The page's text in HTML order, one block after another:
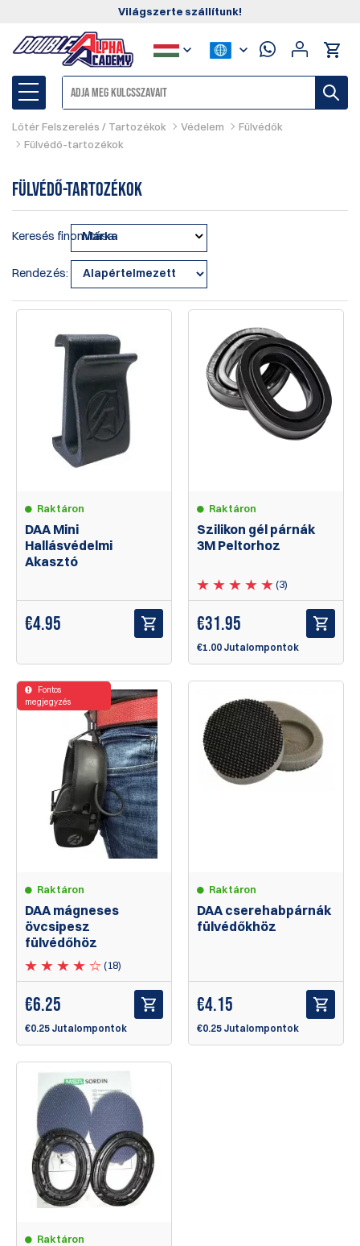
Világszerte szállítunk!
Lőtér Felszerelés / Tartozékok Védelem
Fülvédők
Fülvédő-tartozékok
Fülvédő-tartozékok
Keresés finomítása
Márka
Rendezés:
Raktáron
DAA Mini
Hallásvédelmi
Akasztó
€4.95
Raktáron
Szilikon gél párnák
3M Peltorhoz
(3)
€31.95
€1.00 Jutalompontok
Raktáron
DAA mágneses
övcsipesz
fülvédőhöz
(18)
Fontos
megjegyzés
€6.25
€0.25 Jutalompontok
Raktáron
DAA cserehabpárnák
fülvédőkhöz
€4.15
€0.25 Jutalompontok
Raktáron